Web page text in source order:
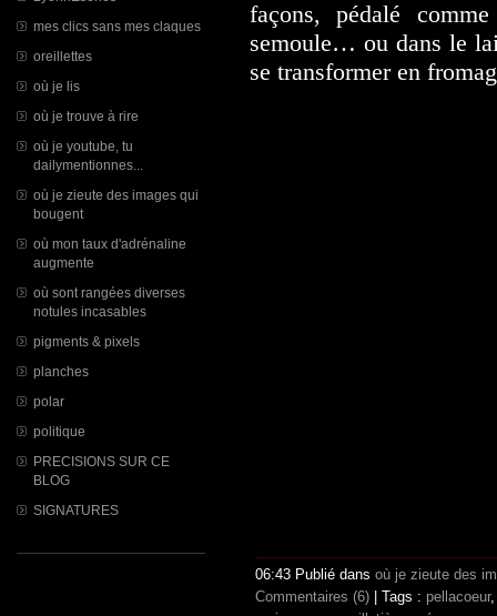
mes clics sans mes claques
oreillettes
où je lis
où je trouve à rire
où je youtube, tu
dailymentionnes...
où je zieute des images qui
bougent
où mon taux d'adrénaline
augmente
où sont rangées diverses
notules incasables
pigments & pixels
planches
polar
politique
PRECISIONS SUR CE
BLOG
SIGNATURES
façons, pédalé
semoule… ou dans le
se transformer en
06:43 Publié dans où je zieute des
Commentaires (6) | Tags : pellacoeur